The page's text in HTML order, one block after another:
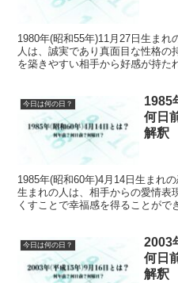
1980年(昭和55年)11月27日生ま
人は、誠実であり真面目な性格
を築きやすい相手から好感が持た
今日は何の日？
1985
何日
解釈
1985年(昭和60年)4月14日生まれ
生まれの人は、相手からの愛情表
くすことで幸福感を得ることがで
今日は何の日？
2003
何日
解釈